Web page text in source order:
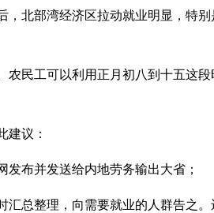
北部湾经济区拉动就业明显，特别
民工可以利用正月初八到十五这段
建议：
布并发送给内地劳务输出大省；
汇总整理，向需要就业的人群告之